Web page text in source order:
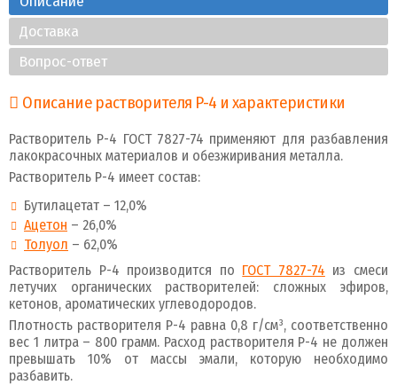
Доставка
Вопрос-ответ
Описание растворителя Р-4 и характеристики
Растворитель Р-4 ГОСТ 7827-74 применяют для разбавления
лакокрасочных материалов и обезжиривания металла.
Растворитель Р-4 имеет состав:
Бутилацетат – 12,0%
Ацетон – 26,0%
Толуол – 62,0%
Растворитель Р-4 производится по ГОСТ 7827-74 из смеси
летучих органических растворителей: сложных эфиров,
кетонов, ароматических углеводородов.
Плотность растворителя Р-4 равна 0,8 г/см³, соответственно
вес 1 литра – 800 грамм. Расход растворителя Р-4 не должен
превышать 10% от массы эмали, которую необходимо
разбавить.